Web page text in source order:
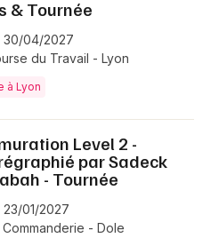
& Tournée
30/04/2027
du Travail - Lyon
à Lyon
Level 2 -
par Sadeck
- Tournée
23/01/2027
Commanderie - Dole